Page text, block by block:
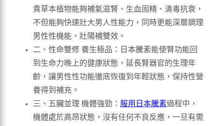
貴草本植物能夠補氣滋腎、生血固精、清毒抗衰，
不但能夠快速壯大男人性能力，同時更能深層調理
男性性機能，壯陽補雙效。
二、性命雙修 養生極品：日本騰素能使腎功能回
到生命力晚上的健康狀態，延長腎器官的生理年
齡，讓男性性功能徹底恢復到年輕狀態，保持性營
養得到補充。
三、五臟並理 機體強勁： 服用日本騰素過程中，
機體處於高昂狀態，沒有任何不良反應，一旦有需